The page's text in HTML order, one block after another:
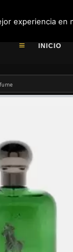
INICIO
experiencia